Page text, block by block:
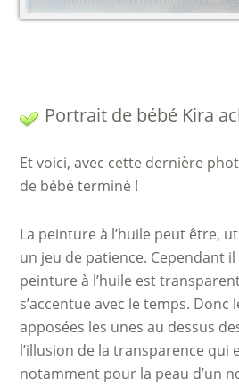
Portrait de bébé Kira
Et voici, avec cette dernière
de bébé terminé !
La peinture à l’huile peut être,
un jeu de patience. Cependant
peinture à l’huile est
s’accentue avec le temps. Donc
apposées les unes au dessus
l’illusion de la transparence qui
notamment pour la peau d’un